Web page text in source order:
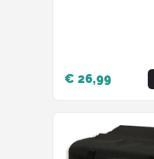
€ 26,99